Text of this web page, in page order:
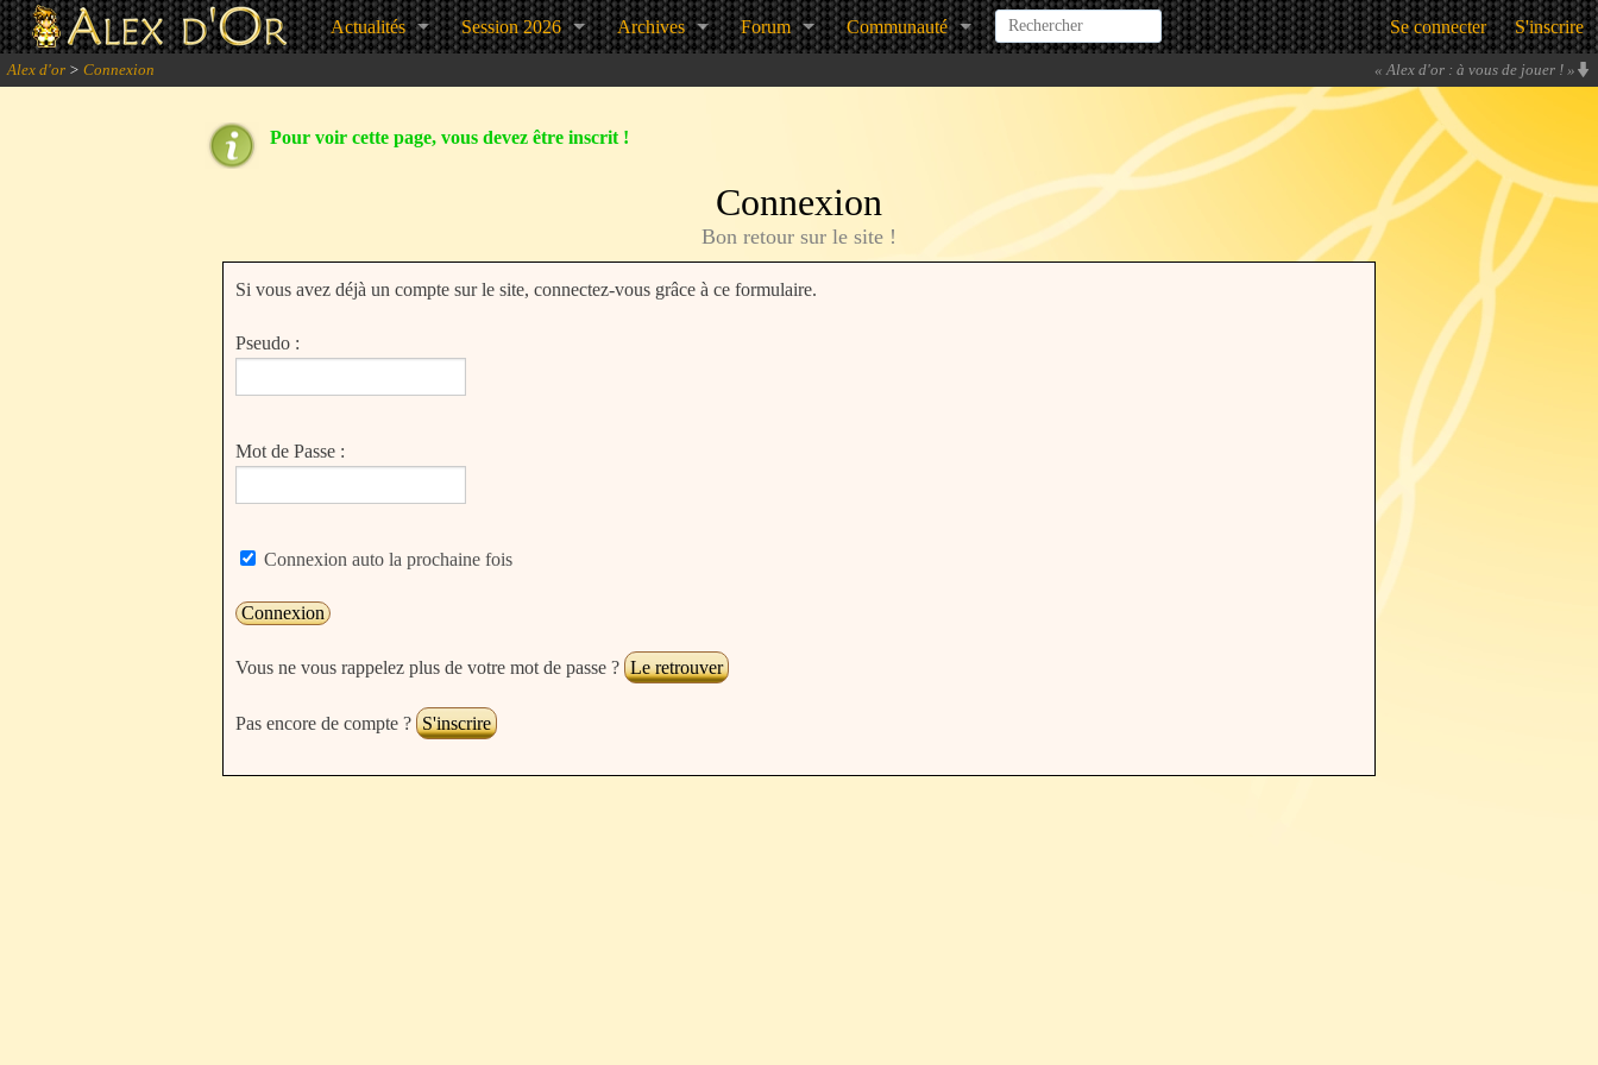
Actualités Session 2026 Archives Forum Communauté Se connecter S'inscrire
Alex d'or > Connexion «Alex d'or : à vous de jouer ! »
Pour voir cette page, vous devez être inscrit !
Connexion
Bon retour sur le site !
Si vous avez déjà un compte sur le site, connectez-vous grâce à ce formulaire.
Pseudo :
Mot de Passe :
Connexion auto la prochaine fois
Vous ne vous rappelez plus de votre mot de passe ? Le retrouver
Pas encore de compte ? S'inscrire